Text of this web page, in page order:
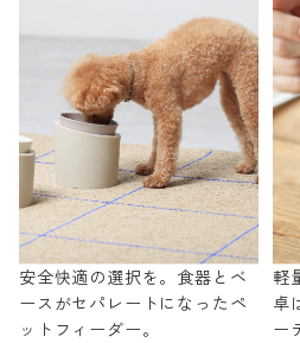
安全快適の選択を。食器とベ
ースがセパレートになったペ
ットフィーダー。
軽
卓
ー